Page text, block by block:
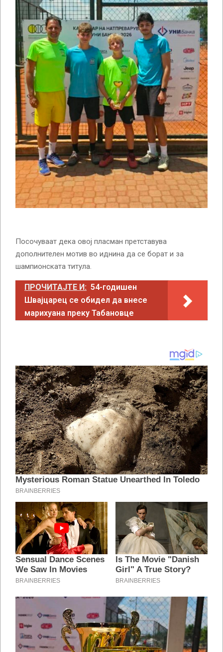
Посочуваат дека овој пласман претставува
дополнителен мотив во иднина да се борат и за
шампионската титула.
ПРОЧИТАЈТЕ И: 54-годишен
Швајцарец се обидел да внесе
марихуана преку Табановце